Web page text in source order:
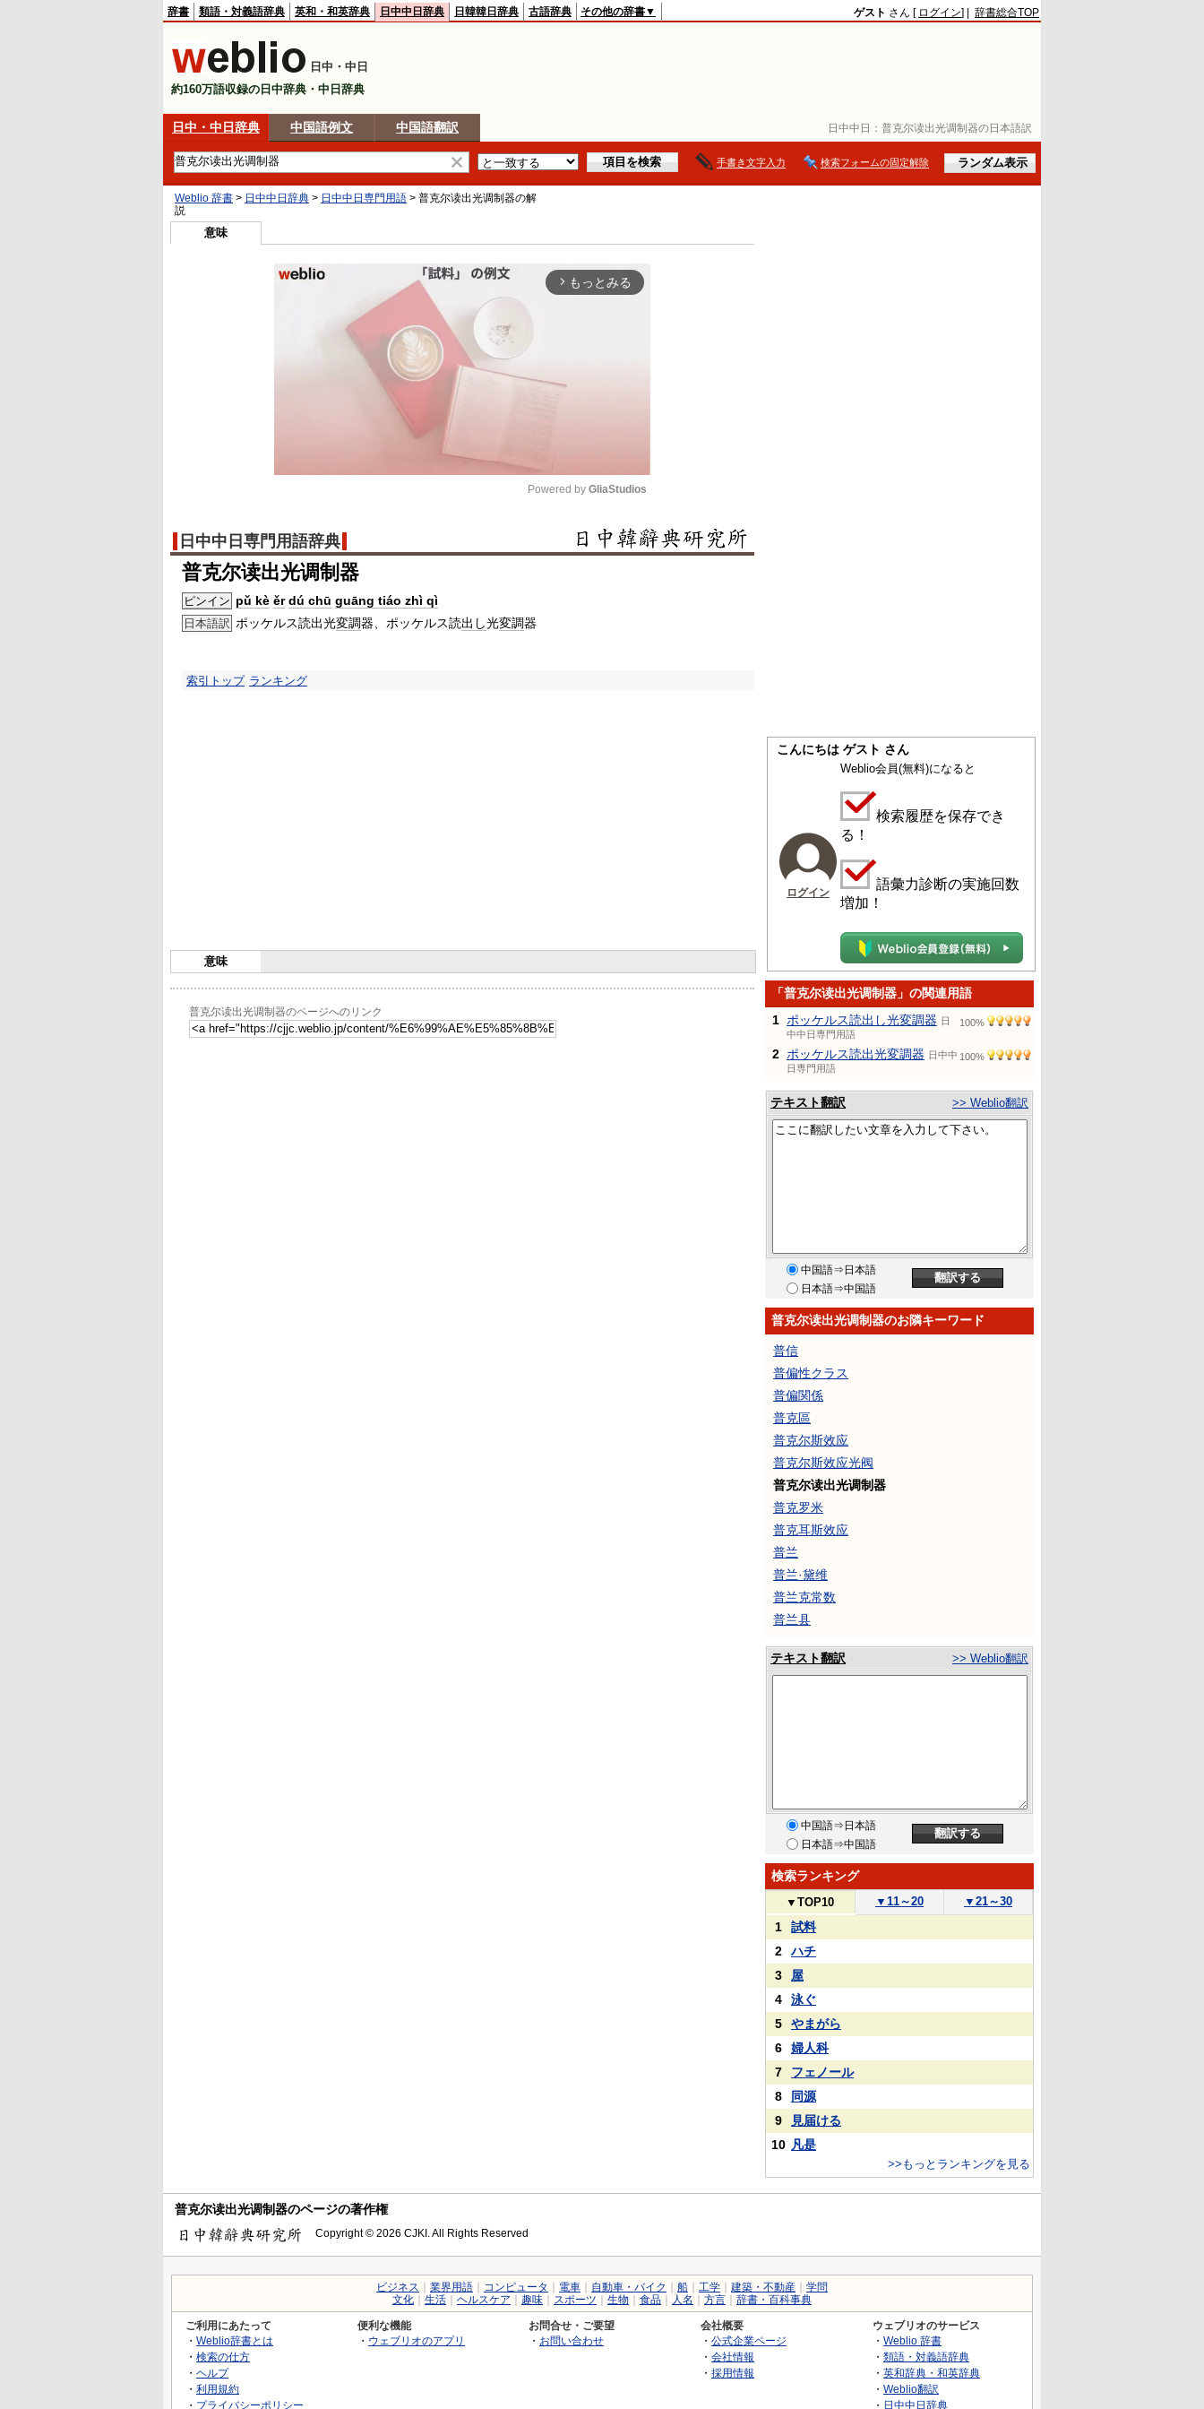
日中中日： 普克尔读出光调制器の日本語訳
辞書 類語・対義語辞典 英和・和英辞典 日中中日辞典 日韓韓日辞典 古語辞典 その他の辞書▼ ゲスト さん [ ログイン] | 辞書総合TOP
日中・中日
約160万語収録の日中辞典・中日辞典
日中・中日辞典 中国語例文 中国語翻訳
手書き文字入力 検索フォームの固定解除
Weblio 辞書 > 日中中日辞典 > 日中中日専門用語 > 普克尔读出光调制器の解
説
意味
arrow_forward_ios もっとみる
Mute
Powered by GliaStudios
日中中日専門用語辞典
普克尔读出光调制器
ピンイン pǔ kè ěr dú chū guāng tiáo zhì qì
日本語訳 ポッケルス読出光変調器、ポッケルス読出し光変調器
索引トップ ランキング
意味
普克尔读出光调制器のページへのリンク
こんにちは ゲスト さん
ログイン
Weblio会員(無料)になると
検索履歴を保存でき
る！
語彙力診断の実施回数
増加！
「普克尔读出光调制器」の関連用語
1 ポッケルス読出し光変調器 日
中中日専門用語
100%
2 ポッケルス読出光変調器 日中中
日専門用語
100%
テキスト翻訳 >> Weblio翻訳
中国語⇒日本語
日本語⇒中国語
普克尔读出光调制器のお隣キーワード
普信
普偏性クラス
普偏関係
普克區
普克尔斯效应
普克尔斯效应光阀
普克尔读出光调制器
普克罗米
普克耳斯效应
普兰
普兰·黛维
普兰克常数
普兰县
テキスト翻訳 >> Weblio翻訳
中国語⇒日本語
日本語⇒中国語
検索ランキング
▼ TOP10 ▼ 11～20 ▼ 21～30
1
試料
2
ハチ
3
屋
4
泳ぐ
5
やまがら
6
婦人科
7
フェノール
8
同源
9
見届ける
10 凡是
>>もっとランキングを見る
普克尔读出光调制器のページの著作権
Copyright © 2026 CJKI. All Rights Reserved
ビジネス 業界用語 コンピュータ 電車 自動車・バイク 船 工学 建築・不動産
学問
文化
生活 ヘルスケア 趣味 スポーツ 生物 食品 人名 方言 辞書・百科事典
ご利用にあたって
・ Weblio辞書とは
・ 検索の仕方
・ ヘルプ
・ 利用規約
・ プライバシーポリシー
便利な機能
・ ウェブリオのアプリ
お問合せ・ご要望
・ お問い合わせ
会社概要
・ 公式企業ページ
・ 会社情報
・ 採用情報
ウェブリオのサービス
・ Weblio 辞書
・ 類語・対義語辞典
・ 英和辞典・和英辞典
・ Weblio翻訳
・ 日中中日辞典